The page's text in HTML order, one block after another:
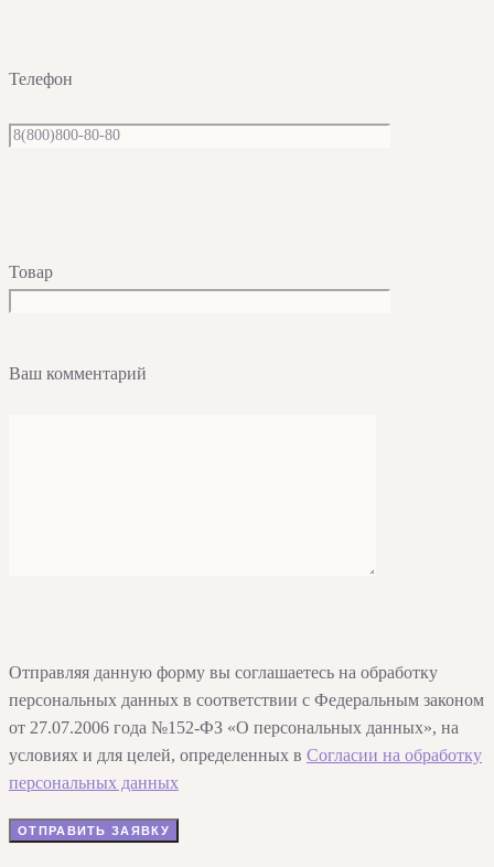
Телефон
Товар
Ваш комментарий
Отправляя данную форму вы соглашаетесь на обработку
персональных данных в соответствии с Федеральным законом
от 27.07.2006 года №152-ФЗ «О персональных данных», на
условиях и для целей, определенных в Согласии на обработку
персональных данных